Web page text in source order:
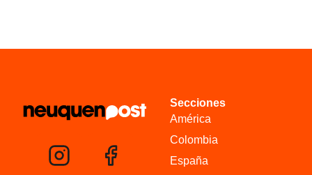
Secciones
América
Colombia
España